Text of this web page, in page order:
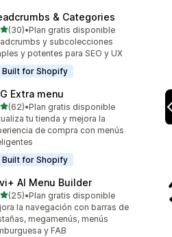
& Categories
de 5 estrellas
(30) en total
•Plan gratis disponible
y subcolecciones
y potentes para SEO y UX
Built for Shopify
Extra menu
de 5 estrellas
(62) en total
•Plan gratis disponible
tu tienda y mejora la
de compra con menús
Built for Shopify
AI Menu Builder
de 5 estrellas
(25) en total
•Plan gratis disponible
la navegación con barras de
megamenús, menús
y FAB